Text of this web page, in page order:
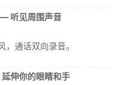
听见周围声音
，通话双向录音。
伸你的眼睛和手